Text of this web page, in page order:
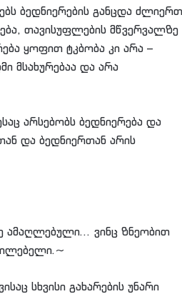
ბედნიერების განცდა
თავისუფლების მწვერვალზე
ყოფით ტკბობა კი არა –
მსახურებაა და არა
არსებობს ბედნიერება და
და ბედნიერთან არის
ამაღლებული… ვინც ზნეობით
სხვისი გახარების უნარი